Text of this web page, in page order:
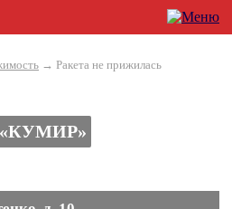
→ Ракета не прижилась
«КУМИР»